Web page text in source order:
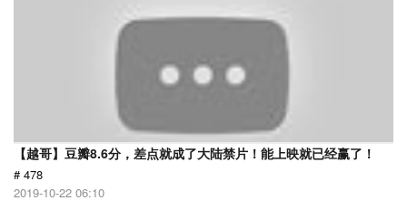
【越哥】豆瓣8.6分，差点就成了大陆禁片！能上映就已经赢了！
# 478
2019-10-22 06:10